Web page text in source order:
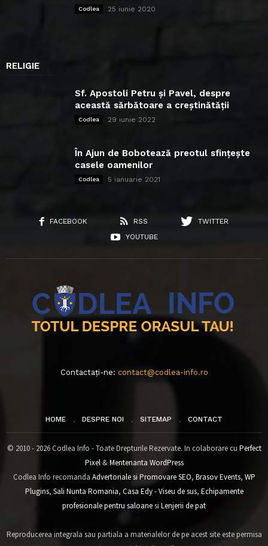
Codlea 25 iunie 2020
RELIGIE
Sf. Apostoli Petru și Pavel, despre
această sărbătoare a creștinătății
Codlea 29 iunie 2022
În Ajun de Bobotează preotul sfințește
casele oamenilor
Codlea 5 ianuarie 2021
FACEBOOK RSS
TWITTER
YOUTUBE
Contactați-ne: contact@codlea-info.ro
HOME DESPRE NOI SITEMAP CONTACT
© 2010 - 2026 Codlea Info - Toate Drepturile Rezervate. In colaborare cu Perfect
Pixel&Mentenanta WordPress
Codlea Info recomanda Advertoriale si Promovare SEO, Brasov Events, WP
Plugins, Sali Nunta Romania, Casa Edy - Viseu de sus, Echipamente
profesionale pentru saloanesi Lenjerii de pat
Reproducerea integrala sau partiala a materialelor de pe acest site este permisa